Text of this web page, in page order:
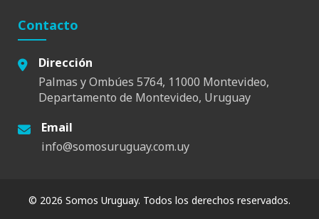
Contacto
Dirección
Palmas y Ombúes 5764, 11000 Montevideo,
Departamento de Montevideo, Uruguay
Email
info@somosuruguay.com.uy
© 2026 Somos Uruguay. Todos los derechos reservados.